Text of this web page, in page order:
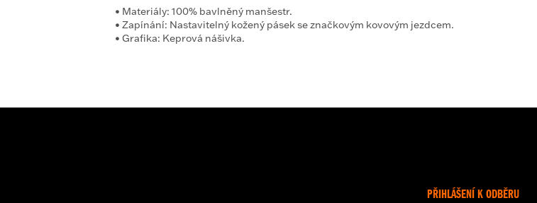
• Materiály: 100% bavlněný manšestr.
• Zapínání: Nastavitelný kožený pásek se značkovým kovovým jezdcem.
• Grafika: Keprová nášivka.
PŘIHLÁŠENÍ K ODBĚRU